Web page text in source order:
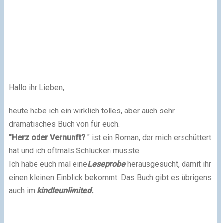
Hallo ihr Lieben,
heute habe ich ein wirklich tolles, aber auch sehr
dramatisches Buch von für euch.
"Herz oder Vernunft? " ist ein Roman, der mich erschüttert
hat und ich oftmals Schlucken musste.
Ich habe euch mal eineLeseprobeherausgesucht, damit ihr
einen kleinen Einblick bekommt. Das Buch gibt es übrigens
auch im kindleunlimited.